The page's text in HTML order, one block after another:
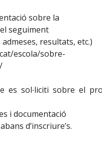
sobre la
seguiment
resultats, etc.)
escola/sobre-
es sol∙liciti sobre el
i documentació
d’inscriure’s.